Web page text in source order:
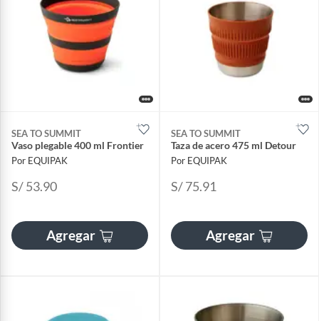
SEA TO SUMMIT
Vaso plegable 400 ml Frontier
Por EQUIPAK
S/ 53.90
Agregar
SEA TO SUMMIT
Taza de acero 475 ml Detour
Por EQUIPAK
S/ 75.91
Agregar